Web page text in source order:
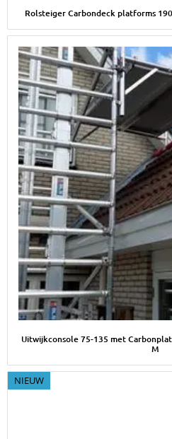
Rolsteiger Carbondeck platforms
Uitwijkconsole 75-135 met
M
NIEUW